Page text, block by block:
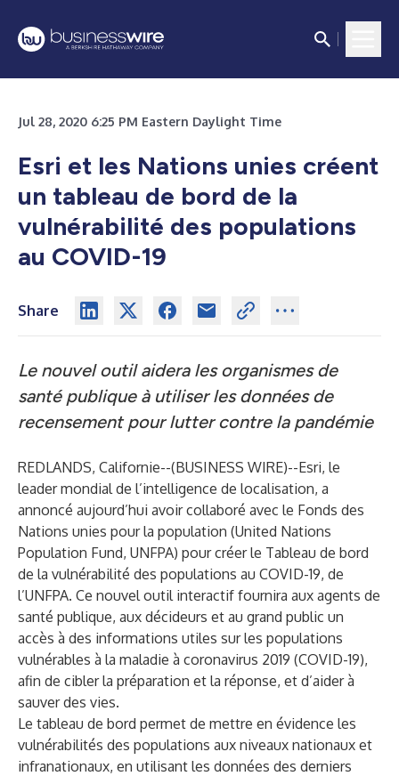
Jul 28, 2020 6:25 PM Eastern Daylight Time
Esri et les Nations unies créent
un tableau de bord de la
vulnérabilité des populations
au COVID-19
Share
Le nouvel outil aidera les organismes de
santé publique à utiliser les données de
recensement pour lutter contre la pandémie
REDLANDS, Californie--(BUSINESS WIRE)--Esri, le
leader mondial de l’intelligence de localisation, a
annoncé aujourd’hui avoir collaboré avec le Fonds des
Nations unies pour la population (United Nations
Population Fund, UNFPA) pour créer le Tableau de bord
de la vulnérabilité des populations au COVID-19, de
l’UNFPA. Ce nouvel outil interactif fournira aux agents de
santé publique, aux décideurs et au grand public un
accès à des informations utiles sur les populations
vulnérables à la maladie à coronavirus 2019 (COVID-19),
afin de cibler la préparation et la réponse, et d’aider à
sauver des vies.
Le tableau de bord permet de mettre en évidence les
vulnérabilités des populations aux niveaux nationaux et
infranationaux, en utilisant les données des derniers